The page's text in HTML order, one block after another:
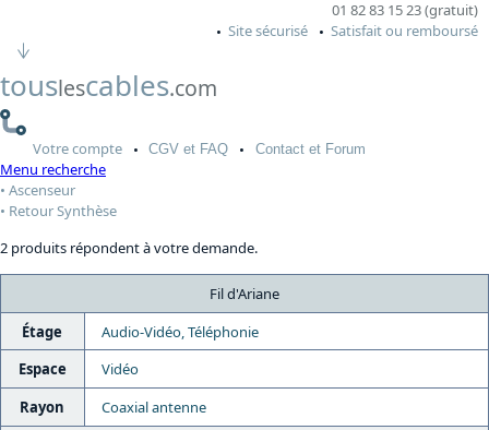
01 82 83 15 23 (gratuit)
Site sécurisé
Satisfait ou remboursé
touslescables.com
Votrecompte CGV et FAQ Contactet Forum
Menu recherche
Ascenseur
Retour Synthèse
2 produits répondent à votre demande.
Fil d'Ariane
Étage
Audio-Vidéo, Téléphonie
Espace
Vidéo
Rayon
Coaxial antenne